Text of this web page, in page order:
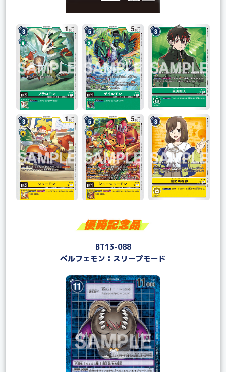
BT13-088
ベルフェモン：スリープモード